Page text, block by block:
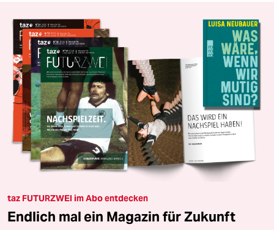
taz FUTURZWEI im Abo entdecken
Endlich mal ein Magazin für Zukunft